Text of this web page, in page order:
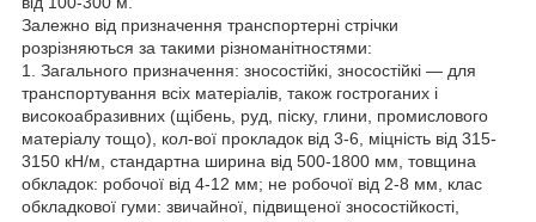
Залежно від призначення транспортерні стрічки
розрізняються за такими різноманітностями:
1. Загального призначення: зносостійкі, зносостійкі — для
транспортування всіх матеріалів, також гостроганих і
високоабразивних (щібень, руд, піску, глини, промислового
матеріалу тощо), кол-вої прокладок від 3-6, міцність від 315-
3150 кН/м, стандартна ширина від 500-1800 мм, товщина
обкладок: робочої від 4-12 мм; не робочої від 2-8 мм, клас
обкладкової гуми: звичайної, підвищеної зносостійкості,